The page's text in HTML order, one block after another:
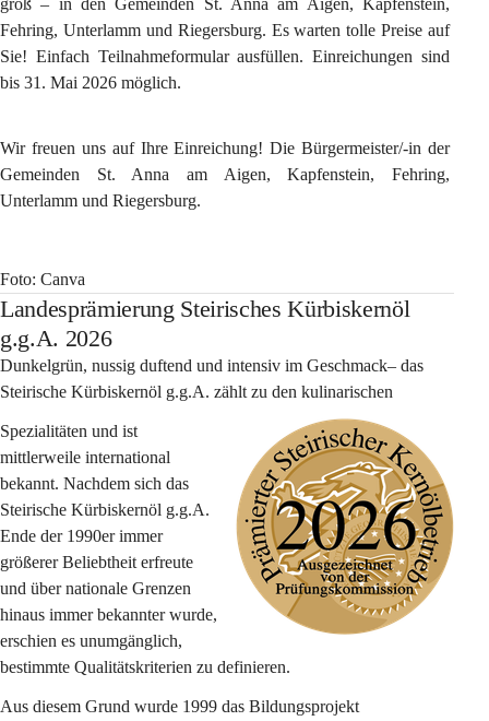
Fehring, Unterlamm und Riegersburg. Es warten tolle Preise auf
Sie! Einfach Teilnahmeformular ausfüllen. Einreichungen sind
bis 31. Mai 2026 möglich.
Wir freuen uns auf Ihre Einreichung! Die Bürgermeister/-in der
Gemeinden St. Anna am Aigen, Kapfenstein, Fehring,
Unterlamm und Riegersburg.
Foto: Canva
Landesprämierung Steirisches Kürbiskernöl
g.g.A. 2026
Dunkelgrün, nussig duftend und intensiv im Geschmack– das
Steirische Kürbiskernöl g.g.A. zählt zu den kulinarischen
Spezialitäten und ist
mittlerweile international
bekannt. Nachdem sich das
Steirische Kürbiskernöl g.g.A.
Ende der 1990er immer
größerer Beliebtheit erfreute
und über nationale Grenzen
hinaus immer bekannter wurde,
erschien es unumgänglich,
bestimmte Qualitätskriterien zu definieren.
Aus diesem Grund wurde 1999 das Bildungsprojekt